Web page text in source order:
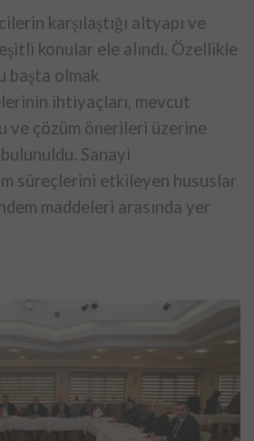
karşılaştığı altyapı ve
konular ele alındı. Özellikle
başta olmak
ihtiyaçları, mevcut
ve çözüm önerileri üzerine
Sanayi
süreçlerini etkileyen hususlar
maddeleri arasında yer